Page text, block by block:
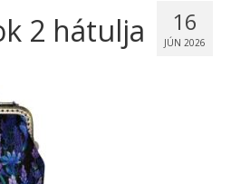
16
JÚN 2026
2 hátulja